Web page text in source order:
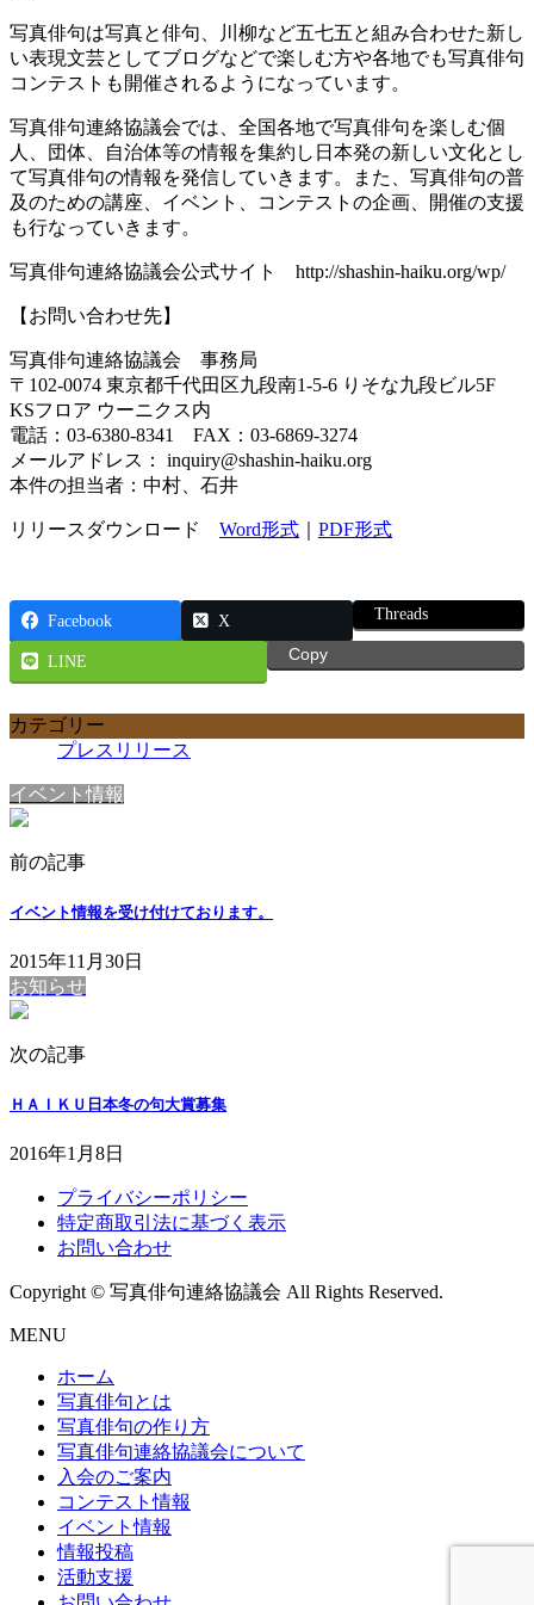
写真俳句は写真と俳句、川柳など五七五と組み合わせた新し
い表現文芸としてブログなどで楽しむ方や各地でも写真俳句
コンテストも開催されるようになっています。
写真俳句連絡協議会では、全国各地で写真俳句を楽しむ個
人、団体、自治体等の情報を集約し日本発の新しい文化とし
て写真俳句の情報を発信していきます。また、写真俳句の普
及のための講座、イベント、コンテストの企画、開催の支援
も行なっていきます。
写真俳句連絡協議会公式サイト http://shashin-haiku.org/wp/
【お問い合わせ先】
写真俳句連絡協議会 事務局
〒102-0074 東京都千代田区九段南1-5-6 りそな九段ビル5F
KSフロア ウーニクス内
電話：03-6380-8341 FAX：03-6869-3274
メールアドレス： inquiry@shashin-haiku.org
本件の担当者：中村、石井
リリースダウンロード Word形式 PDF形式
Facebook X Threads
LINE Copy
カテゴリー
プレスリリース
イベント情報
前の記事
イベント情報を受け付けております。
2015年11月30日
お知らせ
次の記事
ＨＡＩＫＵ日本冬の句大賞募集
2016年1月8日
プライバシーポリシー
特定商取引法に基づく表示
お問い合わせ
Copyright © 写真俳句連絡協議会 All Rights Reserved.
MENU
ホーム
写真俳句とは
写真俳句の作り方
写真俳句連絡協議会について
入会のご案内
コンテスト情報
イベント情報
情報投稿
活動支援